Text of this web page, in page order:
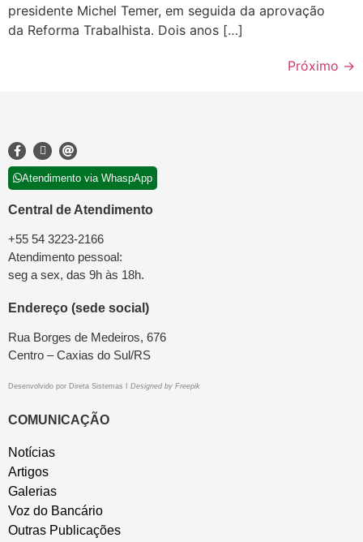
presidente Michel Temer, em seguida da aprovação
da Reforma Trabalhista. Dois anos […]
Próximo →
Atendimento via WhaspApp
Central de Atendimento
+55 54 3223-2166
Atendimento pessoal:
seg a sex, das 9h às 18h.
Endereço (sede social)
Rua Borges de Medeiros, 676
Centro – Caxias do Sul/RS
Desenvolvido por Direta Sistemas Designed by Freepik
COMUNICAÇÃO
Notícias
Artigos
Galerias
Voz do Bancário
Outras Publicações